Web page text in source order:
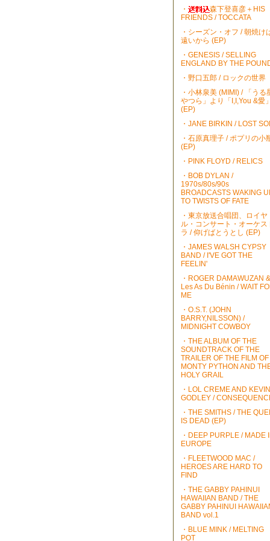
・
森下登喜彦＋HIS
FRIENDS / TOCCATA
・シーズン・オフ / 朝焼け
遠いから (EP)
・GENESIS / SELLING
ENGLAND BY THE
・野口五郎 / ロックの世界
・小林泉美 (MIMI) / 「うる
やつら」より「I,I,You &愛」
(EP)
・JANE BIRKIN / LOST
・石原真理子 / ポプリの小
(EP)
・PINK FLOYD / RELICS
・BOB DYLAN /
1970s/80s/90s
BROADCASTS WAKING
TO TWISTS OF FATE
・東京放送合唱団、ロイヤ
ル・コンサート・オーケス
ラ / 仰げばとうとし (EP)
・JAMES WALSH CYPSY
BAND / I'VE GOT THE
FEELIN'
・ROGER DAMAWUZAN &
Les As Du Bénin / WAIT
ME
・O.S.T. (JOHN
BARRY,NILSSON) /
MIDNIGHT COWBOY
・THE ALBUM OF THE
SOUNDTRACK OF THE
TRAILER OF THE FILM OF
MONTY PYTHON AND
HOLY GRAIL
・LOL CREME AND KEVIN
GODLEY /
・THE SMITHS / THE
IS DEAD (EP)
・DEEP PURPLE / MADE
EUROPE
・FLEETWOOD MAC /
HEROES ARE HARD TO
FIND
・THE GABBY PAHINUI
HAWAIIAN BAND / THE
GABBY PAHINUI
BAND vol.1
・BLUE MINK / MELTING
POT